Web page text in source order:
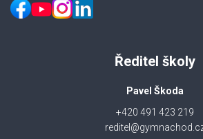
Ředitel školy
Pavel Škoda
+420 491 423 219